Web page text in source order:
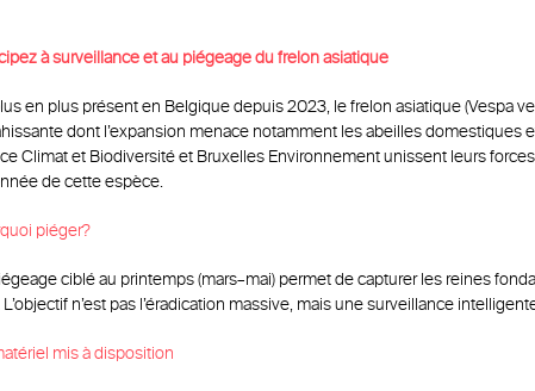
à surveillance et au piégeage du frelon asiatique
en plus présent en Belgique depuis 2023, le frelon asiatique (Vespa
dont l’expansion menace notamment les abeilles domestiques
Climat et Biodiversité et Bruxelles Environnement unissent leurs
de cette espèce.
piéger?
ciblé au printemps (mars–mai) permet de capturer les reines
L’objectif n’est pas l’éradication massive, mais une surveillance
mis à disposition